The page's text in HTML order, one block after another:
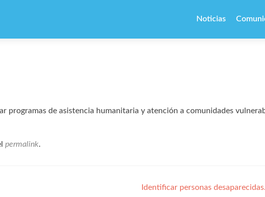
al
Noticias
programas de asistencia humanitaria y atención a comunidades
permalink.
Identificar personas desaparecidas.